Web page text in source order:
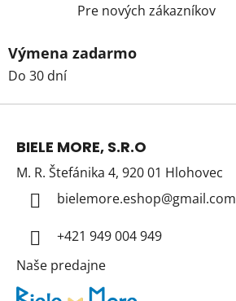
Pre nových zákazníkov
Výmena zadarmo
Do 30 dní
Z
BIELE MORE, S.R.O
M. R. Štefánika 4, 920 01 Hlohovec
bielemore.eshop@gmail.com
+421 949 004 949
Naše predajne